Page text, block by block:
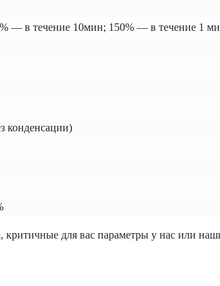
— в течение 10мин; 150% — в течение 1
конденсации)
критичные для вас параметры у нас или